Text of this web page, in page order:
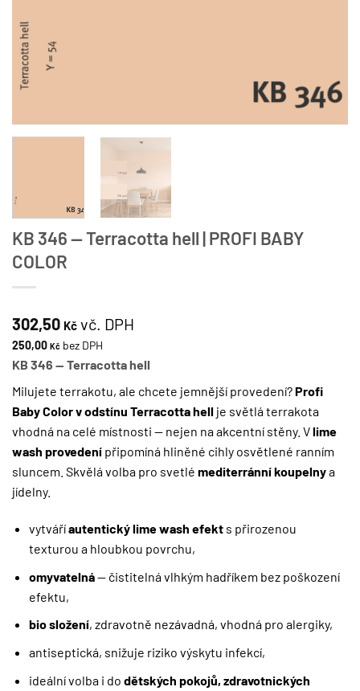
KB 346 — Terracotta hell | PROFI BABY
COLOR
302,50 Kč vč. DPH
250,00 Kč bez DPH
KB 346 — Terracotta hell
Milujete terrakotu, ale chcete jemnější provedení?Profi
Baby Color v odstínu Terracotta hell je světlá terrakota
vhodná na celé místnosti — nejen na akcentní stěny. Vlime
wash provedení připomíná hliněné cihly osvětlené ranním
sluncem. Skvělá volba pro svetlé mediterránní koupelnya
jídelny.
vytváříautentický lime wash efekts přirozenou
texturou a hloubkou povrchu,
omyvatelná— čistitelná vlhkým hadříkem bez poškození
efektu,
bio složení, zdravotně nezávadná, vhodná pro alergiky,
antiseptická, snižuje riziko výskytu infekcí,
ideální volba i do dětských pokojů, zdravotnických